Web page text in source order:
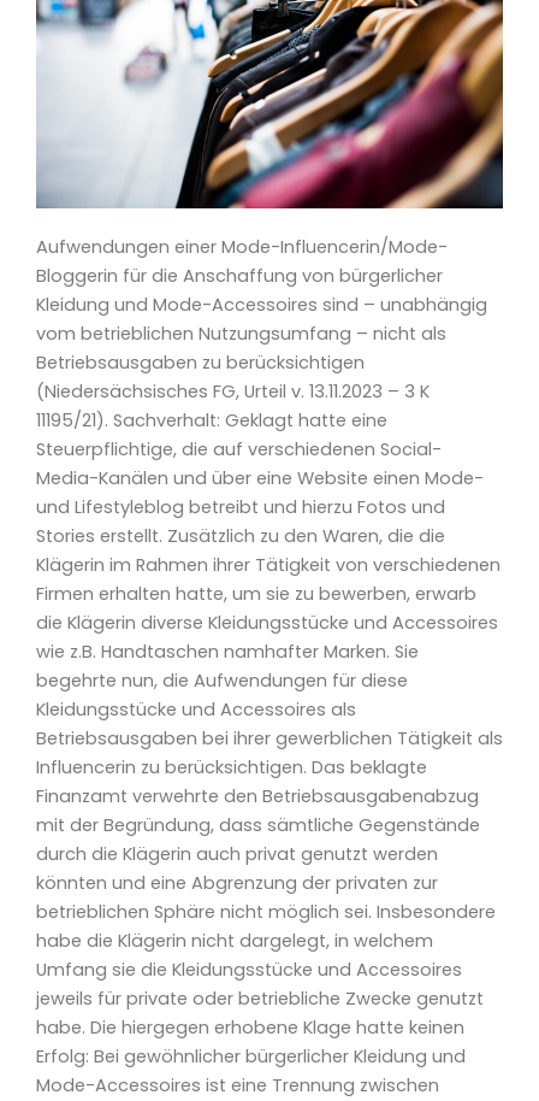
Aufwendungen einer Mode-Influencerin/Mode-
Bloggerin für die Anschaffung von bürgerlicher
Kleidung und Mode-Accessoires sind – unabhängig
vom betrieblichen Nutzungsumfang – nicht als
Betriebsausgaben zu berücksichtigen
(Niedersächsisches FG, Urteil v. 13.11.2023 – 3 K
11195/21). Sachverhalt: Geklagt hatte eine
Steuerpflichtige, die auf verschiedenen Social-
Media-Kanälen und über eine Website einen Mode-
und Lifestyleblog betreibt und hierzu Fotos und
Stories erstellt. Zusätzlich zu den Waren, die die
Klägerin im Rahmen ihrer Tätigkeit von verschiedenen
Firmen erhalten hatte, um sie zu bewerben, erwarb
die Klägerin diverse Kleidungsstücke und Accessoires
wie z.B. Handtaschen namhafter Marken. Sie
begehrte nun, die Aufwendungen für diese
Kleidungsstücke und Accessoires als
Betriebsausgaben bei ihrer gewerblichen Tätigkeit als
Influencerin zu berücksichtigen. Das beklagte
Finanzamt verwehrte den Betriebsausgabenabzug
mit der Begründung, dass sämtliche Gegenstände
durch die Klägerin auch privat genutzt werden
könnten und eine Abgrenzung der privaten zur
betrieblichen Sphäre nicht möglich sei. Insbesondere
habe die Klägerin nicht dargelegt, in welchem
Umfang sie die Kleidungsstücke und Accessoires
jeweils für private oder betriebliche Zwecke genutzt
habe. Die hiergegen erhobene Klage hatte keinen
Erfolg: Bei gewöhnlicher bürgerlicher Kleidung und
Mode-Accessoires ist eine Trennung zwischen